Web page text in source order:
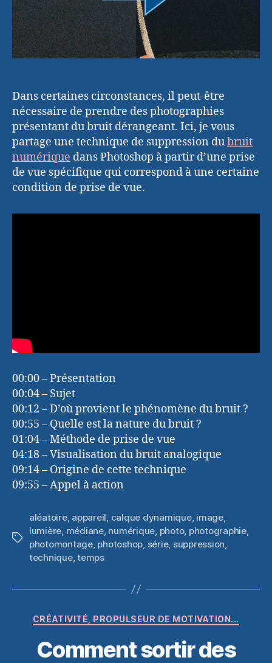
Dans certaines circonstances, il peut-être
nécessaire de prendre des photographies
présentant du bruit dérangeant. Ici, je vous
partage une technique de suppression dubruit
numérique dans Photoshop à partir d’une prise
de vue spécifique qui correspond à une certaine
condition de prise de vue.
00:00 – Présentation
00:04 – Sujet
00:12 – D’où provient le phénomène du bruit ?
00:55 – Quelle est la nature du bruit ?
01:04 – Méthode de prise de vue
04:18 – Visualisation du bruit analogique
09:14 – Origine de cette technique
09:55 – Appel à action
Étiquettes
aléatoire, appareil, calque dynamique, image,
lumière, médiane, numérique, photo, photographie,
photomontage, photoshop, série, suppression,
technique,temps
Catégories
CRÉATIVITÉ, PROPULSEUR DE MOTIVATION...
Comment sortir des